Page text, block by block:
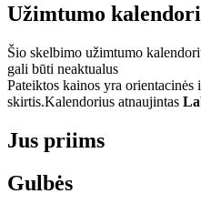
Užimtumo
Šio skelbimo užimtumo
gali būti neaktualus
Pateiktos kainos yra
skirtis.Kalendorius atnaujintas
Jus priims
Gulbės